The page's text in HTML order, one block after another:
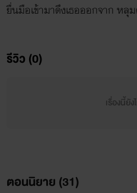
ยื่นมือเข้ามาดึงเธอออกจาก หลุ
รีวิว (0)
เรื่องนี้ยั
ตอนนิยาย (31)